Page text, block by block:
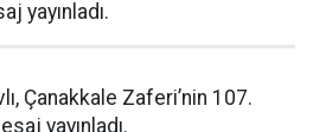
yayınladı.
Çanakkale Zaferi’nin 107.
yayınladı.